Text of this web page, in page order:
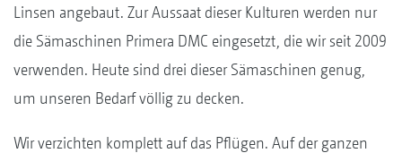
Linsen angebaut. Zur Aussaat dieser Kulturen werden nur
die Sämaschinen Primera DMC eingesetzt, die wir seit 2009
verwenden. Heute sind drei dieser Sämaschinen genug,
um unseren Bedarf völlig zu decken.
Wir verzichten komplett auf das Pflügen. Auf der ganzen